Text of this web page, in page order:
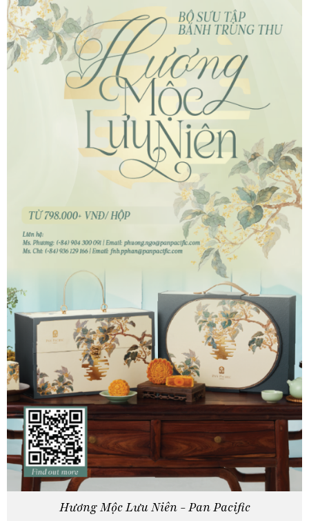
Hương Mộc Lưu Niên - Pan Pacific